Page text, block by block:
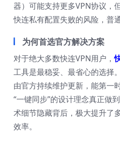
器）可能支持更多VPN协议，
快连私有配置失败的风险，普
为何首选官方解决方案
对于绝大多数快连VPN用户，
工具是最稳妥、最省心的选择
由官方持续维护更新，能第一
“一键同步”的设计理念真正做
术细节隐藏背后，极大提升了
效率。